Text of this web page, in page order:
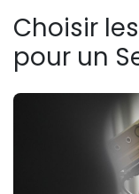
Choisir
pour un